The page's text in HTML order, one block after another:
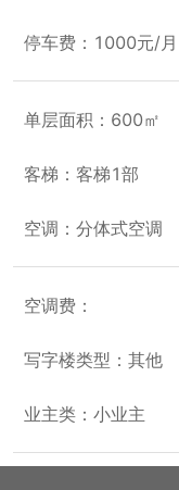
弘基·创邑国际园9号
停车费：1000元/月
单层面积：600㎡
客梯：客梯1部
空调：分体式空调
空调费：
写字楼类型：其他
业主类：小业主